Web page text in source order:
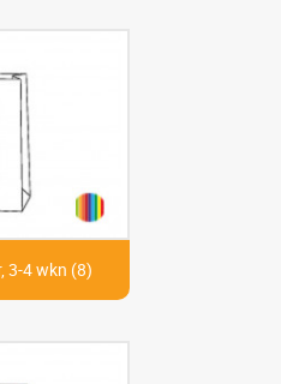
3-4 wkn (8)